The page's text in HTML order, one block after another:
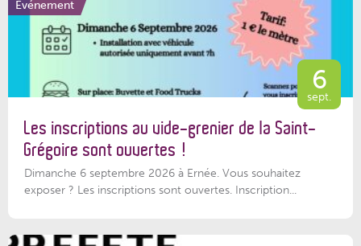
Événement
6
sept.
Les inscriptions au vide-grenier de la Saint-
Grégoire sont ouvertes !
Dimanche 6 septembre 2026 à Ernée. Vous souhaitez
exposer ? Les inscriptions sont ouvertes. Inscription...